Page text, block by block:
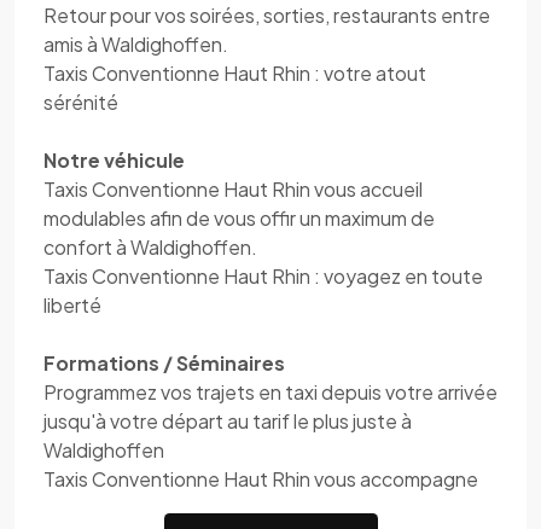
Retour pour vos soirées, sorties, restaurants entre
amis à Waldighoffen.
Taxis Conventionne Haut Rhin : votre atout
sérénité
Notre véhicule
Taxis Conventionne Haut Rhin vous accueil
modulables afin de vous offir un maximum de
confort à Waldighoffen.
Taxis Conventionne Haut Rhin : voyagez en toute
liberté
Formations / Séminaires
Programmez vos trajets en taxi depuis votre arrivée
jusqu'à votre départ au tarif le plus juste à
Waldighoffen
Taxis Conventionne Haut Rhin vous accompagne